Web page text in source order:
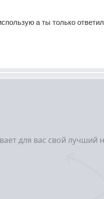
а ты только ответил